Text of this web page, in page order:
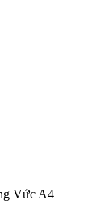
Vức A4